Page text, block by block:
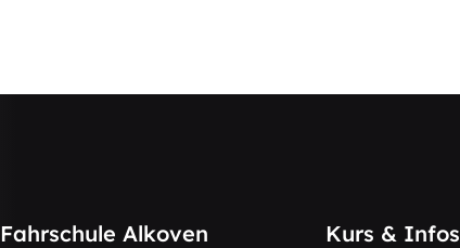
Fahrschule Alkoven Kurs & Infos